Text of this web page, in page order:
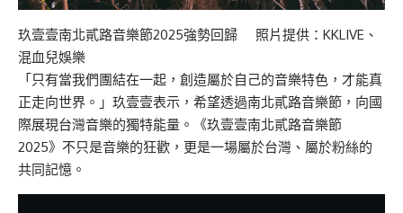
玖壹壹南北貳路音樂節2025強勢回歸 照片提供：KKLIVE、
混血兒娛樂
「只有當我們團結在一起，創造屬於自己的音樂特色，才能真
正走向世界。」玖壹壹表示，希望透過南北貳路音樂節，向國
際展現台灣音樂的獨特能量。《玖壹壹南北貳路音樂節
2025》不只是音樂的狂歡，更是一場屬於台灣、屬於粉絲的
共同記憶。